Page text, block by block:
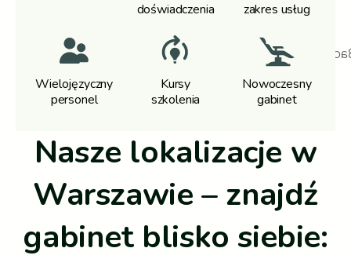
doświadczenia
zakres usług
Wielojęzyczny
personel
Kursy
szkolenia
Nowoczesny
gabinet
Nasze lokalizacje w
Warszawie – znajdź
gabinet blisko siebie: